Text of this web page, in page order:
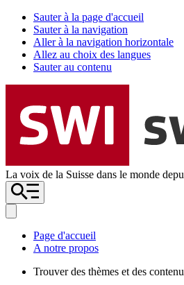
Sauter à la page d'accueil
Sauter à la navigation
Aller à la navigation horizontale
Allez au choix des langues
Sauter au contenu
La voix de la Suisse dans le monde
Page d'accueil
A notre propos
Trouver des thèmes et des